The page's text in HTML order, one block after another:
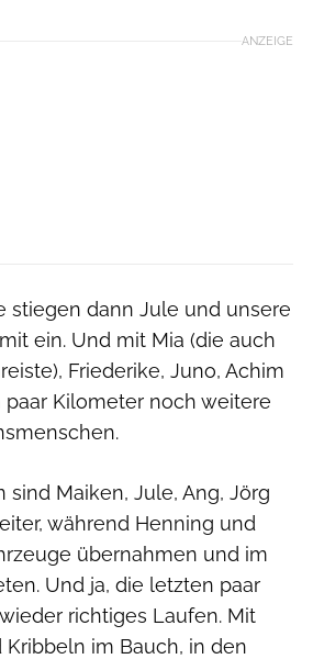
ANZEIGE
stiegen dann Jule und unsere
ein. Und mit Mia (die auch
Friederike, Juno, Achim
paar Kilometer noch weitere
sind Maiken, Jule, Ang, Jörg
während Henning und
übernahmen und im
Und ja, die letzten paar
richtiges Laufen. Mit
Kribbeln im Bauch, in den